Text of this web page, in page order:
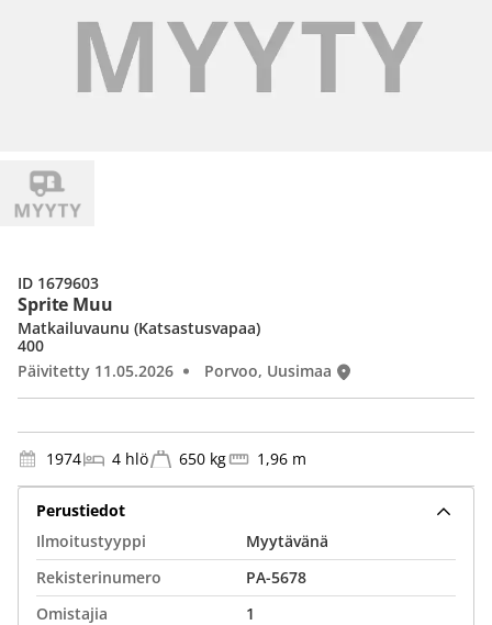
Sprite Muu
Matkailuvaunu (Katsastusvapaa)
400
Päivitetty 11.05.2026
Porvoo, Uusimaa
ID 1679603
1974 4 hlö 650 kg 1,96 m
Perustiedot
Ilmoitustyyppi
Myytävänä
Rekisterinumero
PA-5678
Omistajia
1